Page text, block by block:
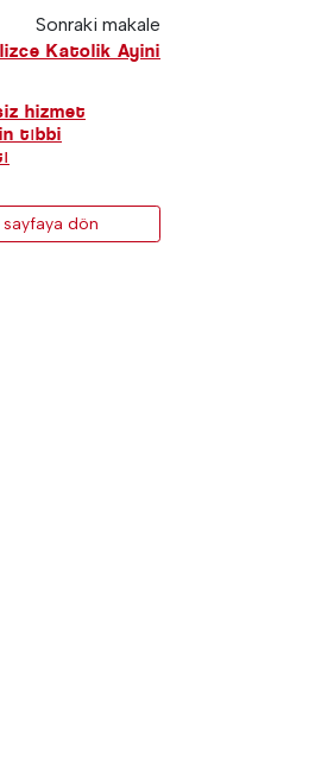
Sonraki makale
Katolik Ayini
hizmet
tıbbi
dön